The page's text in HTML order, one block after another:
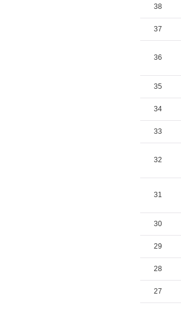
38
37
36
35
34
33
32
31
30
29
28
27